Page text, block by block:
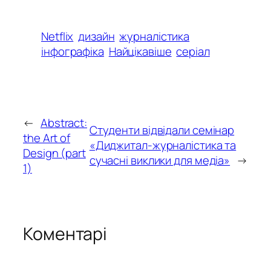
Netflix дизайн журналістика
інфографіка Найцікавіше серіал
← Abstract:
the Art of
Design (part
1)
Студенти відвідали семінар
«Диджитал-журналістика та
сучасні виклики для медіа» →
Коментарі